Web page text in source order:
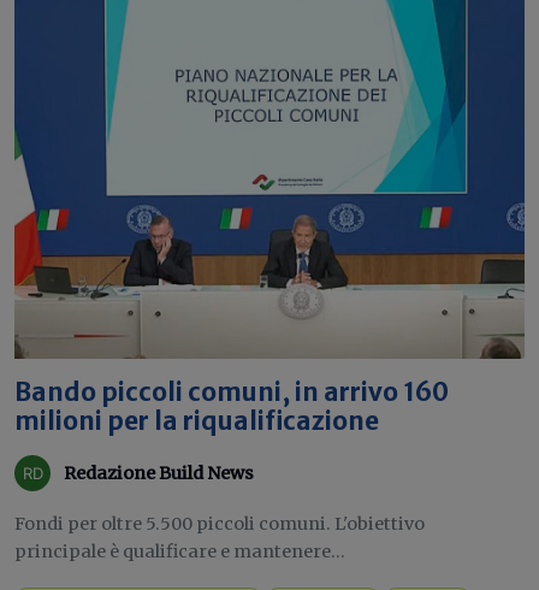
Bando piccoli comuni, in arrivo 160
milioni per la riqualificazione
Redazione Build News
Fondi per oltre 5.500 piccoli comuni. L'obiettivo
principale è qualificare e mantenere...